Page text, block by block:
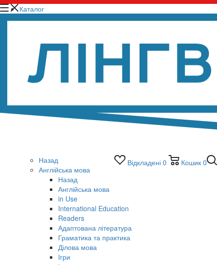
Відкладені 0 Кошик 0
Каталог
Назад
Англійська мова
Назад
Англійська мова
in Use
International Education
Readers
Адаптована література
Граматика та практика
Ділова мова
Ігри